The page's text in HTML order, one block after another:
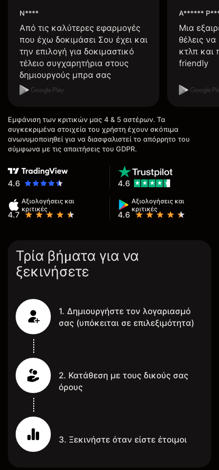
N****
Από τις καλύτερες εφαρμογές
που έχω δοκιμάσει Σου έχει και
την επιλογή για δοκιμαστικό
τέλειο συγχαρητήρια στους
δημιουργούς μπρα σας
A******
Μια
θέλεις
κτλπ και
friendly
Εμφάνιση των κριτικών μας 4 & 5 αστέρων. Τα
συγκεκριμένα στοιχεία του χρήστη έχουν σκόπιμα
ανωνυμοποιηθεί για να διασφαλιστεί το απόρρητο του
σύμφωνα με τις απαιτήσεις του GDPR.
4.6
Αξιολογήσεις και
κριτικές
4.7
Αξιολογήσεις και
κριτικές
4.6
4.6
Τρία βήματα για να
ξεκινήσετε
1. Δημιουργήστε τον λογαριασμό
σας (υπόκειται σε επιλεξιμότητα)
2. Κατάθεση με τους δικούς σας
όρους
3. Ξεκινήστε όταν είστε έτοιμοι